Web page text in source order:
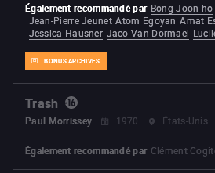
BONUS ARCHIVES
Également recommandé par Bong Joon-ho
Jean-Pierre Jeunet Atom Egoyan Amat
Jessica Hausner Jaco Van Dormael
Trash
Paul Morrissey 1970 États-Unis
Également recommandé par Clément